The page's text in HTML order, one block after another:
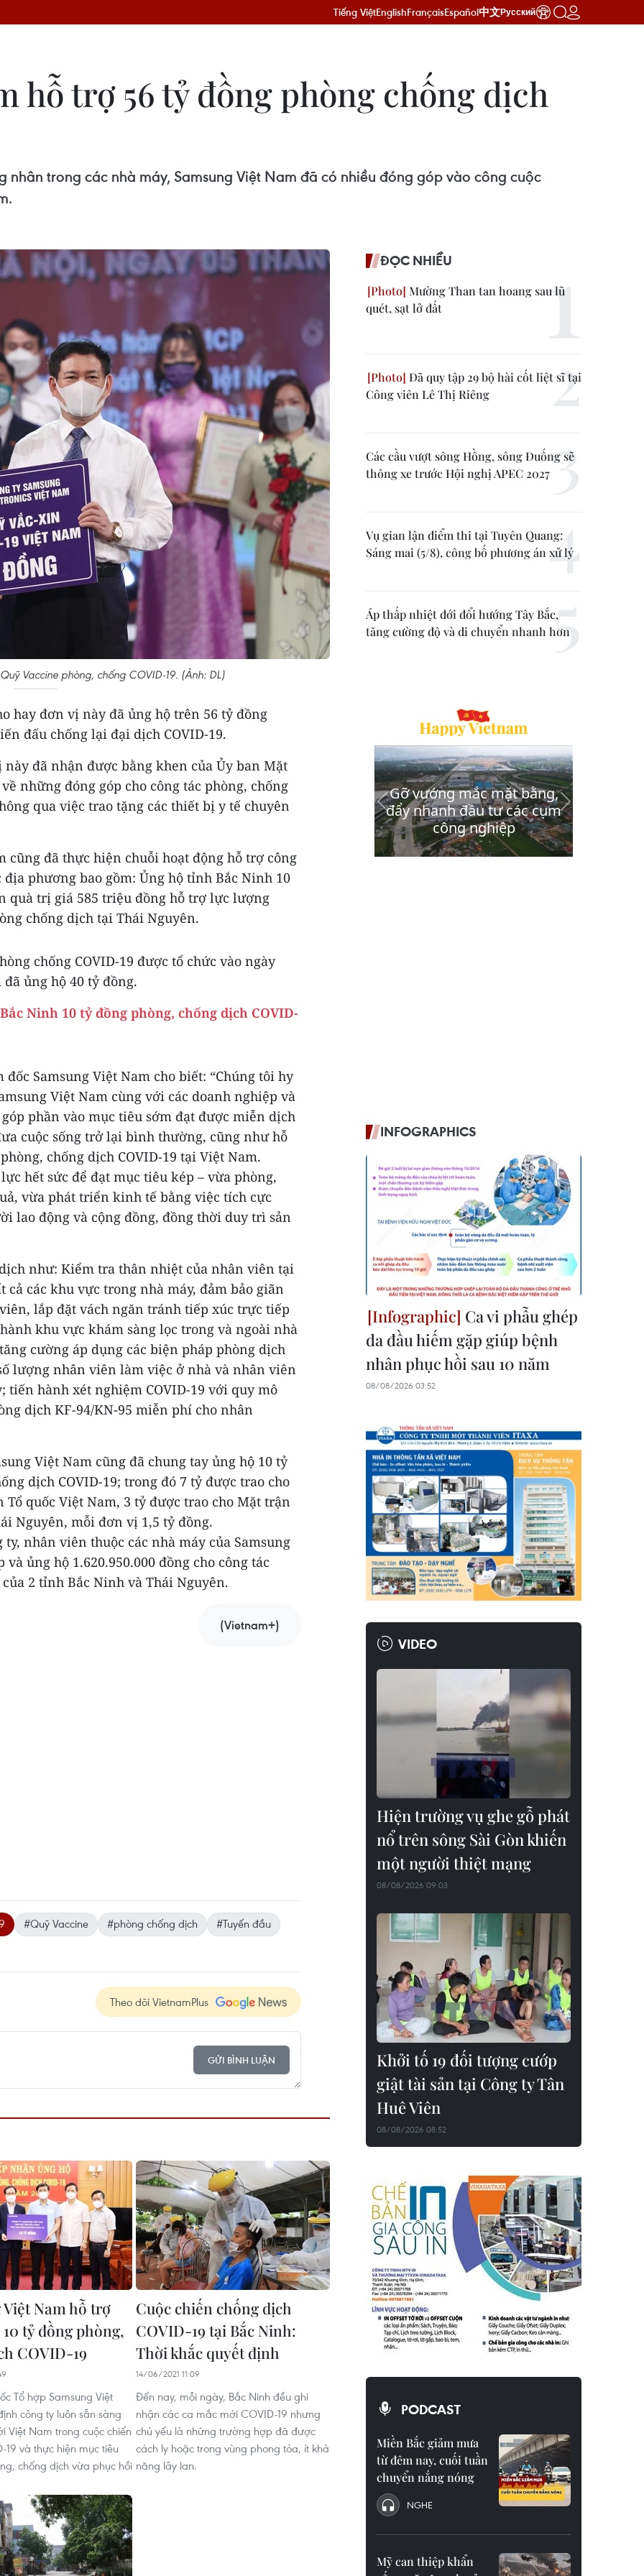
Tiếng ViệtEnglishFrançaisEspañol中文Русский
hỗ trợ 56 tỷ đồng phòng chống dịch
trong các nhà máy, Samsung Việt Nam đã có nhiều đóng góp vào công cuộc
Vaccine phòng, chống COVID-19. (Ảnh: DL)
hay đơn vị này đã ủng hộ trên 56 tỷ đồng
đấu chống lại đại dịch COVID-19.
này đã nhận được bằng khen của Ủy ban Mặt
những đóng góp cho công tác phòng, chống
qua việc trao tặng các thiết bị y tế chuyên
cũng đã thực hiện chuỗi hoạt động hỗ trợ công
phương bao gồm: Ủng hộ tỉnh Bắc Ninh 10
quà trị giá 585 triệu đồng hỗ trợ lực lượng
chống dịch tại Thái Nguyên.
chống COVID-19 được tổ chức vào ngày
đã ủng hộ 40 tỷ đồng.
Ninh 10 tỷ đồng phòng, chống dịch COVID-
đốc Samsung Việt Nam cho biết: “Chúng tôi hy
Việt Nam cùng với các doanh nghiệp và
phần vào mục tiêu sớm đạt được miễn dịch
cuộc sống trở lại bình thường, cũng như hỗ
chống dịch COVID-19 tại Việt Nam.
hết sức để đạt mục tiêu kép – vừa phòng,
vừa phát triển kinh tế bằng việc tích cực
lao động và cộng đồng, đồng thời duy trì sản
như: Kiểm tra thân nhiệt của nhân viên tại
các khu vực trong nhà máy, đảm bảo giãn
lắp đặt vách ngăn tránh tiếp xúc trực tiếp
khu vực khám sàng lọc trong và ngoài nhà
cường áp dụng các biện pháp phòng dịch
lượng nhân viên làm việc ở nhà và nhân viên
hành xét nghiệm COVID-19 với quy mô
dịch KF-94/KN-95 miễn phí cho nhân
Việt Nam cũng đã chung tay ủng hộ 10 tỷ
dịch COVID-19; trong đó 7 tỷ được trao cho
quốc Việt Nam, 3 tỷ được trao cho Mặt trận
Nguyên, mỗi đơn vị 1,5 tỷ đồng.
nhân viên thuộc các nhà máy của Samsung
ủng hộ 1.620.950.000 đồng cho công tác
2 tỉnh Bắc Ninh và Thái Nguyên.
(Vietnam+)
#Quỹ Vaccine #phòng chống dịch
#Tuyến đầu
Theo dõi VietnamPlus
GỬI BÌNH LUẬN
Việt Nam hỗ trợ
tỷ đồng phòng,
COVID-19
Tổ hợp Samsung Việt
công ty luôn sẵn sàng
Việt Nam trong cuộc chiến
19 và thực hiện mục tiêu
chống dịch vừa phục hồi
Cuộc chiến chống dịch
COVID-19 tại Bắc Ninh:
Thời khắc quyết định
14/06/2021 11:09
Đến nay, mỗi ngày, Bắc Ninh đều ghi
nhận các ca mắc mới COVID-19 nhưng
chủ yếu là những trường hợp đã được
cách ly hoặc trong vùng phong tỏa, ít khả
năng lây lan.
ĐỌC NHIỀU
Mường Than tan hoang sau lũ
quét, sạt lở đất
Đã quy tập 29 bộ hài cốt liệt sĩ tại
Công viên Lê Thị Riêng
Các cầu vượt sông Hồng, sông Đuống sẽ
thông xe trước Hội nghị APEC 2027
Vụ gian lận điểm thi tại Tuyên Quang:
Sáng mai (5/8), công bố phương án xử lý
Áp thấp nhiệt đới đổi hướng Tây Bắc,
tăng cường độ và di chuyển nhanh hơn
INFOGRAPHICS
Ca vi phẫu ghép
da đầu hiếm gặp giúp bệnh
nhân phục hồi sau 10 năm
08/08/2026 03:52
VIDEO
Hiện trường vụ ghe gỗ phát
nổ trên sông Sài Gòn khiến
một người thiệt mạng
08/08/2026 09:03
Khởi tố 19 đối tượng cướp
giật tài sản tại Công ty Tân
Huê Viên
08/08/2026 08:52
PODCAST
Miền Bắc giảm mưa
từ đêm nay, cuối tuần
chuyển nắng nóng
NGHE
Mỹ can thiệp khẩn